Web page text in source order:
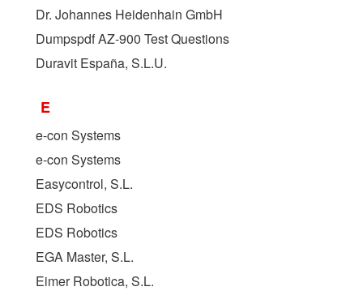
Dr. Johannes Heidenhain GmbH
Dumpspdf AZ-900 Test Questions
Duravit España, S.L.U.
E
e-con Systems
e-con Systems
Easycontrol, S.L.
EDS Robotics
EDS Robotics
EGA Master, S.L.
Eimer Robotica, S.L.